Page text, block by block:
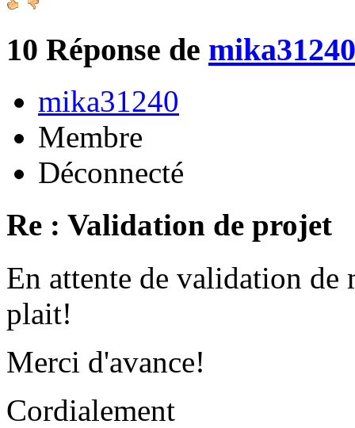
10 Réponse de mika31240
mika31240
Membre
Déconnecté
Re : Validation de projet
En attente de validation de
plait!
Merci d'avance!
Cordialement